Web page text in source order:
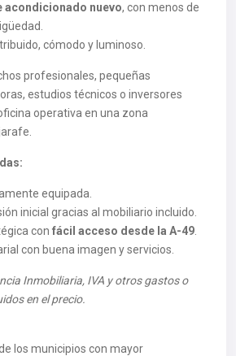
acondicionado nuevo, con menos de
cómodo y luminoso.
profesionales, pequeñas
estudios técnicos o inversores
operativa en una zona
equipada.
inicial gracias al mobiliario incluido.
con fácil acceso desde la A-49
con buena imagen y servicios.
Inmobiliaria, IVA y otros gastos o
en el precio.
los municipios con mayor